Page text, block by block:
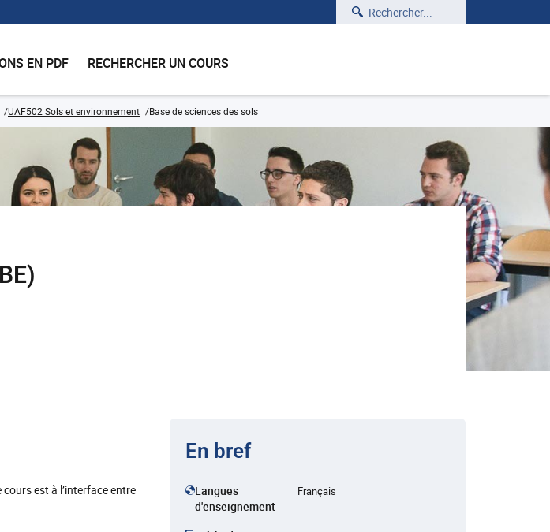
Rechercher
EN PDF RECHERCHER UN COURS
UAF502 Sols et environnement Base de sciences des sols
cours est à l’interface entre
En bref
Langues
d'enseignement
Français